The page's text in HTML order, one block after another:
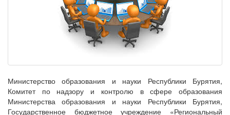
Министерство образования и науки Республики Бурятия,
Комитет по надзору и контролю в сфере образования
Министерства образования и науки Республики Бурятия,
Государственное бюджетное учреждение «Региональный